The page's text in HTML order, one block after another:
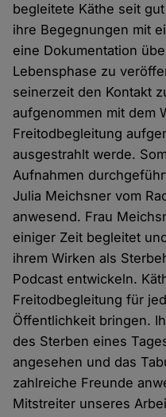
begleitete Käthe seit
ihre Begegnungen mit
eine Dokumentation
Lebensphase zu
seinerzeit den Kontakt
aufgenommen mit dem
Freitodbegleitung
ausgestrahlt werde.
Aufnahmen
Julia Meichsner vom
anwesend. Frau
einiger Zeit begleitet
ihrem Wirken als
Podcast entwickeln.
Freitodbegleitung für
Öffentlichkeit bringen.
des Sterben eines
angesehen und das
zahlreiche Freunde
Mitstreiter unseres